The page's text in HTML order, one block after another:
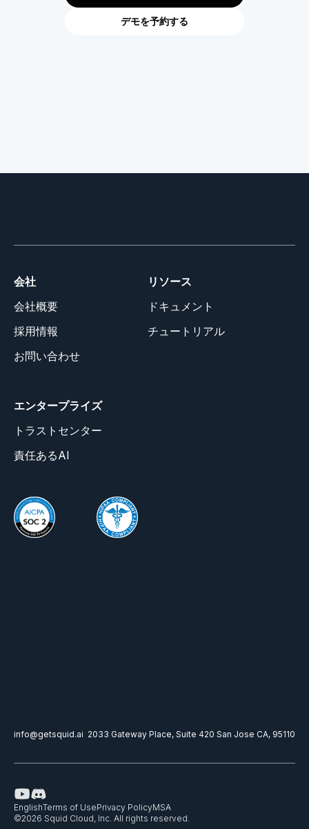
デモを予約する
会社
会社概要
採用情報
お問い合わせ
リソース
ドキュメント
チュートリアル
エンタープライズ
トラストセンター
責任あるAI
info@getsquid.ai 2033 Gateway Place, Suite 420 San Jose CA, 95110
©2026 Squid Cloud, Inc. All rights reserved.
EnglishTerms of UsePrivacy PolicyMSA